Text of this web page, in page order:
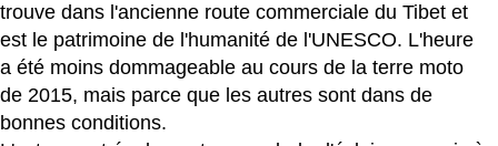
trouve dans l'ancienne route commerciale du Tibet et
est le patrimoine de l'humanité de l'UNESCO. L'heure
a été moins dommageable au cours de la terre moto
de 2015, mais parce que les autres sont dans de
bonnes conditions.